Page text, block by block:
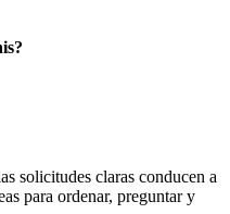
solicitudes claras conducen a
para ordenar, preguntar y